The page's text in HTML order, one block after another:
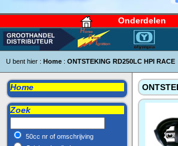
Onderdelen
U bent hier : Home : ONTSTEKING RD250LC HPI RACE
Home
Zoek
50cc nr of omschrijving